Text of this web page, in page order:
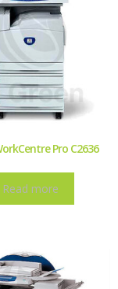
Pro C2636
Read more